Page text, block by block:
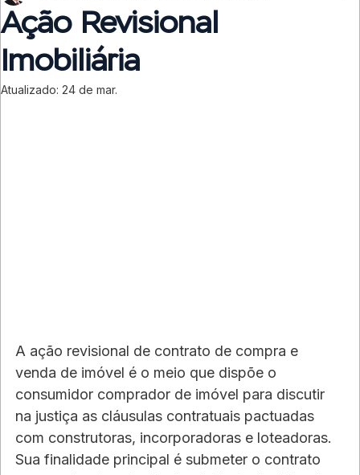
Ação Revisional
Imobiliária
Atualizado: 24 de mar.
A ação revisional de contrato de compra e
venda de imóvel é o meio que dispõe o
consumidor comprador de imóvel para discutir
na justiça as cláusulas contratuais pactuadas
com construtoras, incorporadoras e loteadoras.
Sua finalidade principal é submeter o contrato